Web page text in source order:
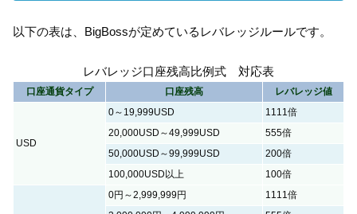
以下の表は、BigBossが定めているレバレッジルールです。
レバレッジ口座残高比例式 対応表
口座通貨タイプ 口座残高 レバレッジ値
USD
0～19,999USD
1111倍
20,000USD～49,999USD
555倍
50,000USD～99,999USD
200倍
100,000USD以上
100倍
0円～2,999,999円
1111倍